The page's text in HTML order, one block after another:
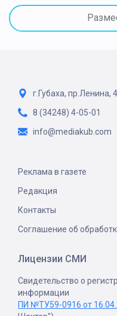
г.Губаха, пр.Ленина,
8 (34248) 4-05-01
info@mediakub.com
Реклама в газете
Редакция
Контакты
Соглашение об
Лицензии СМИ
Свидетельство о
информации
ПИ №ТУ59-0916 от